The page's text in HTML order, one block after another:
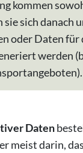
kommen
sie sich danach
oder Daten
werden
Daten
meist darin,